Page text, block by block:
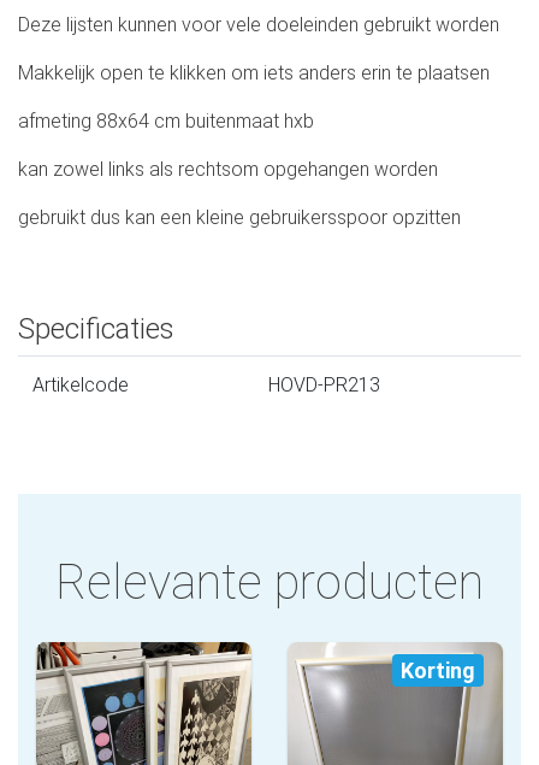
Deze lijsten kunnen voor vele doeleinden gebruikt worden
Makkelijk open te klikken om iets anders erin te plaatsen
afmeting 88x64 cm buitenmaat hxb
kan zowel links als rechtsom opgehangen worden
gebruikt dus kan een kleine gebruikersspoor opzitten
Specificaties
Artikelcode HOVD-PR213
Relevante producten
Korting